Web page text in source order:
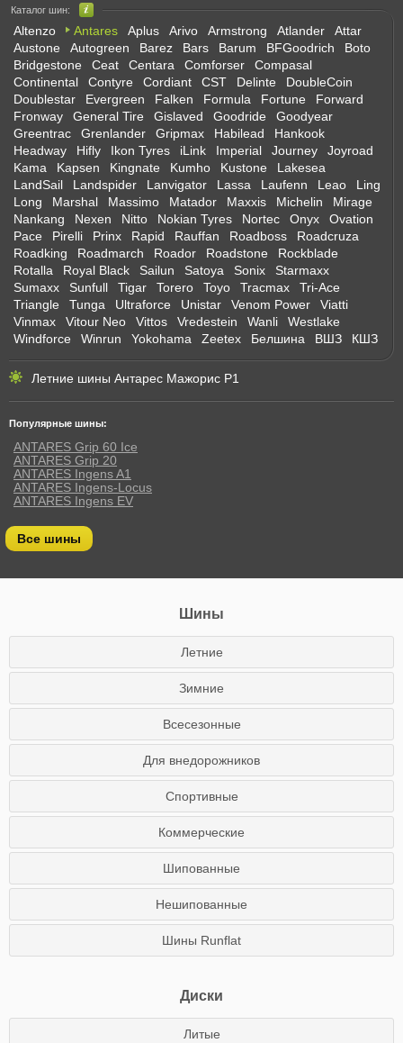
Каталог шин:
Altenzo Antares Aplus Arivo Armstrong Atlander
Attar
Austone
Autogreen Barez Bars Barum BFGoodrich
Boto
Bridgestone
Ceat Centara Comforser
Compasal
Continental
Contyre Cordiant CST Delinte
DoubleCoin
Doublestar
Evergreen Falken Formula Fortune
Forward
Fronway
General Tire Gislaved Goodride
Goodyear
Greentrac
Grenlander Gripmax Habilead
Hankook
Headway
Hifly Ikon Tyres iLink Imperial Journey
Joyroad
Kama
Kapsen Kingnate Kumho Kustone
Lakesea
LandSail
Landspider Lanvigator Lassa Laufenn Leao
Ling
Long
Marshal Massimo Matador Maxxis Michelin
Mirage
Nankang
Nexen Nitto Nokian Tyres Nortec Onyx
Ovation
Pace
Pirelli Prinx Rapid Rauffan Roadboss
Roadcruza
Roadking
Roadmarch Roador Roadstone
Rockblade
Rotalla
Royal Black Sailun Satoya Sonix
Starmaxx
Sumaxx
Sunfull Tigar Torero Toyo Tracmax
Tri-Ace
Triangle
Tunga Ultraforce Unistar Venom Power
Viatti
Vinmax
Vitour Neo Vittos Vredestein Wanli
Westlake
Windforce
Winrun Yokohama Zeetex Белшина ВШЗ КШЗ
Летние шины Антарес Мажорис Р1
Популярные шины:
ANTARES Grip 60 Ice
ANTARES Grip 20
ANTARES Ingens A1
ANTARES Ingens-Locus
ANTARES Ingens EV
Все шины
Шины
Летние
Зимние
Всесезонные
Для внедорожников
Спортивные
Коммерческие
Шипованные
Нешипованные
Шины Runflat
Диски
Литые